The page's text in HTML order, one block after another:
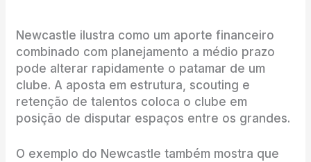
Newcastle ilustra como um aporte financeiro
combinado com planejamento a médio prazo
pode alterar rapidamente o patamar de um
clube. A aposta em estrutura, scouting e
retenção de talentos coloca o clube em
posição de disputar espaços entre os grandes.
O exemplo do Newcastle também mostra que